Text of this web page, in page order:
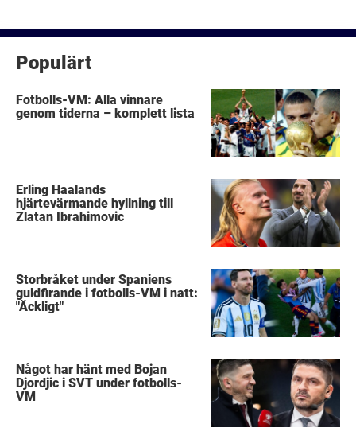
Populärt
Fotbolls-VM: Alla vinnare
genom tiderna – komplett lista
Erling Haalands
hjärtevärmande hyllning till
Zlatan Ibrahimovic
Storbråket under Spaniens
guldfirande i fotbolls-VM i natt:
"Äckligt"
Något har hänt med Bojan
Djordjic i SVT under fotbolls-
VM